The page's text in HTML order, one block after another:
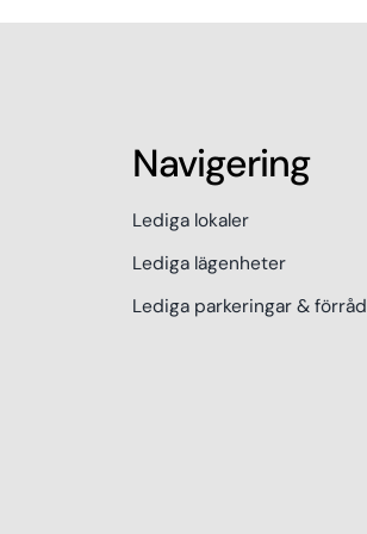
Navigering
Lediga lokaler
Lediga lägenheter
Lediga parkeringar & förråd